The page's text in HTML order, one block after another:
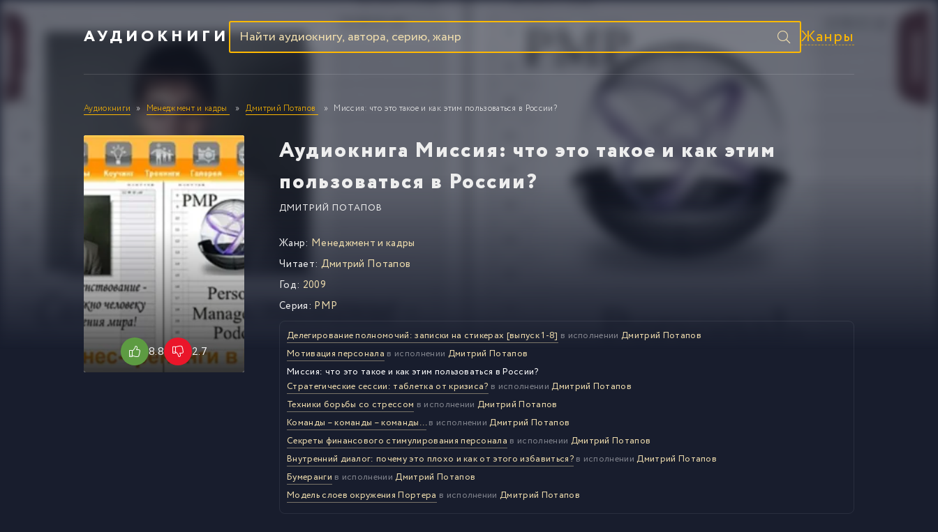
АУДИОКНИГИ Жанры
Аудиокниги Менеджмент и кадры Дмитрий Потапов Миссия: что это такое и как этим пользоваться в России?
Аудиокнига Миссия: что это такое и как этим
пользоваться в России?
ДМИТРИЙ ПОТАПОВ
8.8 2.7
Жанр: Менеджмент и кадры
Читает: Дмитрий Потапов
Год: 2009
Серия: PMP
Делегирование полномочий: записки на стикерах [выпуск 1-8] в исполненииДмитрий Потапов
Мотивация персонала в исполнении Дмитрий Потапов
Миссия: что это такое и как этим пользоваться в России?
Стратегические сессии: таблетка от кризиса? в исполненииДмитрий Потапов
Техники борьбы со стрессом в исполнении Дмитрий Потапов
Команды – команды – команды…в исполненииДмитрий Потапов
Секреты финансового стимулирования персонала в исполнении Дмитрий Потапов
Внутренний диалог: почему это плохо и как от этого избавиться?в исполненииДмитрий Потапов
Бумеранги в исполненииДмитрий Потапов
Модель слоев окружения Портера в исполненииДмитрий Потапов